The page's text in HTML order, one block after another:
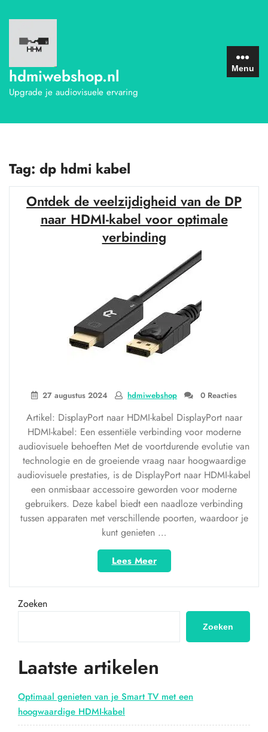
naar
inhoud
hdmiwebshop.nl
Upgrade je audiovisuele ervaring
Menu
Tag: dp hdmi kabel
Ontdek de veelzijdigheid van de DP
naar HDMI-kabel voor optimale
verbinding
27 augustus 2024 hdmiwebshop 0 Reacties
Artikel: DisplayPort naar HDMI-kabel DisplayPort naar
HDMI-kabel: Een essentiële verbinding voor moderne
audiovisuele behoeften Met de voortdurende evolutie van
technologie en de groeiende vraag naar hoogwaardige
audiovisuele prestaties, is de DisplayPort naar HDMI-kabel
een onmisbaar accessoire geworden voor moderne
gebruikers. Deze kabel biedt een naadloze verbinding
tussen apparaten met verschillende poorten, waardoor je
kunt genieten …
Lees Meer“Ontdek
de
veelzijdigheid
de
naar
kabel
optimale
verbinding”
Zoeken
Zoeken
Laatste artikelen
Optimaal genieten van je Smart TV met een
hoogwaardige HDMI-kabel